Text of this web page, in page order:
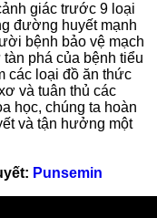
giác trước 9 loại
đường huyết mạnh
bệnh bảo vệ mạch
phá của bệnh tiểu
các loại đồ ăn thức
và tuân thủ các
học, chúng ta hoàn
và tận hưởng một
Punsemin